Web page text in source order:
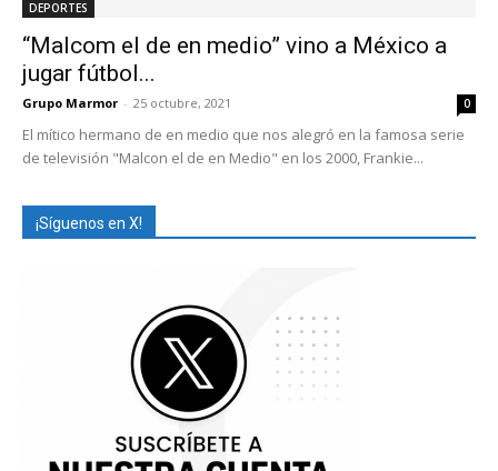
DEPORTES
“Malcom el de en medio” vino a México a
jugar fútbol...
Grupo Marmor - 25 octubre, 2021 0
El mítico hermano de en medio que nos alegró en la famosa serie
de televisión "Malcon el de en Medio" en los 2000, Frankie...
¡Síguenos en X!